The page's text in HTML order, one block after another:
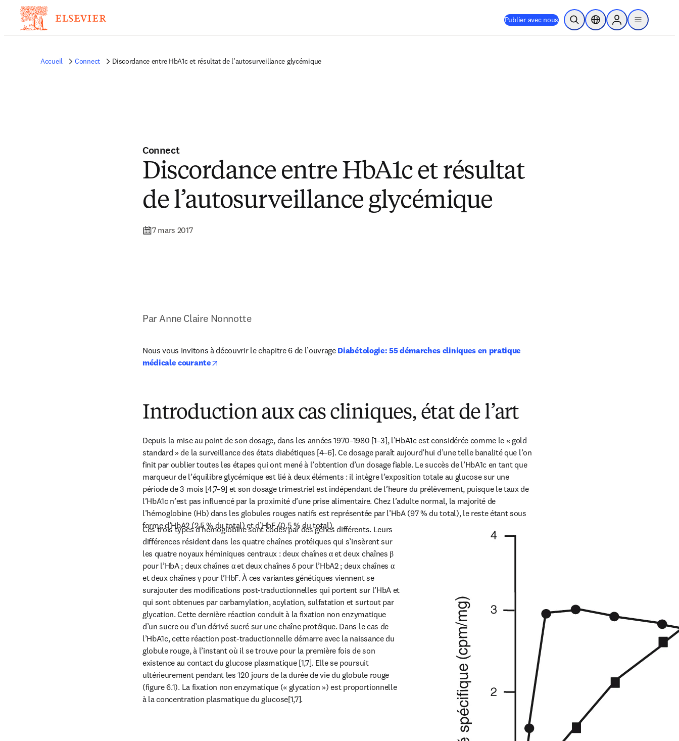
Publier avec nous Ouvrir la recherche
Sélecteur de localisation
Sign in to products
menu
Accueil Connect Discordance entre HbA1c et résultat de l’autosurveillance glycémique
Connect
Discordance entre HbA1c et résultat
de l’autosurveillance glycémique
7 mars 2017
Par Anne Claire Nonnotte
Nous vous invitons à découvrir le chapitre 6 de l’ouvrage Diabétologie: 55 démarches cliniques en pratique
médicale courante
Introduction aux cas cliniques, état de l’art
Depuis la mise au point de son dosage, dans les années 1970–1980 [1–3], l’HbA1c est considérée comme le « gold
standard » de la surveillance des états diabétiques [4–6]. Ce dosage paraît aujourd’hui d’une telle banalité que l’on
finit par oublier toutes les étapes qui ont mené à l’obtention d’un dosage fiable. Le succès de l’HbA1c en tant que
marqueur de l’équilibre glycémique est lié à deux éléments : il intègre l’exposition totale au glucose sur une
période de 3 mois [4,7–9] et son dosage trimestriel est indépendant de l’heure du prélèvement, puisque le taux de
l’HbA1c n’est pas influencé par la proximité d’une prise alimentaire. Chez l’adulte normal, la majorité de
l’hémoglobine (Hb) dans les globules rouges natifs est représentée par l’HbA (97 % du total), le reste étant sous
forme d’HbA2 (2,5 % du total) et d’HbF (0,5 % du total).
Ces trois types d’hémoglobine sont codés par des gènes différents. Leurs
différences résident dans les quatre chaînes protéiques qui s’insèrent sur
les quatre noyaux héminiques centraux : deux chaînes α et deux chaînes β
pour l’HbA ; deux chaînes α et deux chaînes δ pour l’HbA2 ; deux chaînes α
et deux chaînes γ pour l’HbF. À ces variantes génétiques viennent se
surajouter des modifications post-traductionnelles qui portent sur l’HbA et
qui sont obtenues par carbamylation, acylation, sulfatation et surtout par
glycation. Cette dernière réaction conduit à la fixation non enzymatique
d’un sucre ou d’un dérivé sucré sur une chaîne protéique. Dans le cas de
l’HbA1c, cette réaction post-traductionnelle démarre avec la naissance du
globule rouge, à l’instant où il se trouve pour la première fois de son
existence au contact du glucose plasmatique [1,7]. Elle se poursuit
ultérieurement pendant les 120 jours de la durée de vie du globule rouge
(figure 6.1). La fixation non enzymatique (« glycation ») est proportionnelle
à la concentration plasmatique du glucose[1,7].